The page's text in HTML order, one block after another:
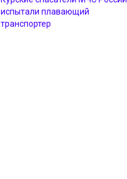
испытали плавающий
транспортер